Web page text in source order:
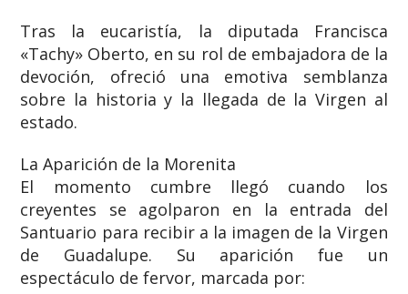
Tras la eucaristía, la diputada Francisca
«Tachy» Oberto, en su rol de embajadora de la
devoción, ofreció una emotiva semblanza
sobre la historia y la llegada de la Virgen al
estado.
La Aparición de la Morenita
El momento cumbre llegó cuando los
creyentes se agolparon en la entrada del
Santuario para recibir a la imagen de la Virgen
de Guadalupe. Su aparición fue un
espectáculo de fervor, marcada por: